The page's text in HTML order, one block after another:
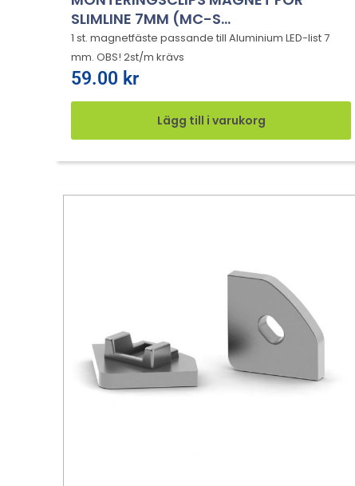
SLIMLINE 7MM (MC-S...
1 st. magnetfäste passande till Aluminium LED-list 7
mm. OBS! 2st/m krävs
59.00 kr
Lägg till i varukorg